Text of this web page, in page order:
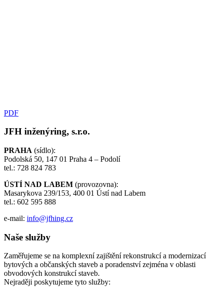
PDF
JFH inženýring, s.r.o.
PRAHA (sídlo):
Podolská 50, 147 01 Praha 4 – Podolí
tel.: 728 824 783
ÚSTÍ NAD LABEM (provozovna):
Masarykova 239/153, 400 01 Ústí nad Labem
tel.: 602 595 888
e-mail: info@jfhing.cz
Naše služby
Zaměřujeme se na komplexní zajištění rekonstrukcí a modernizací
bytových a občanských staveb a poradenství zejména v oblasti
obvodových konstrukcí staveb.
Nejraději poskytujeme tyto služby: